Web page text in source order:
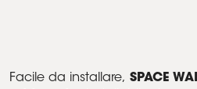
Facile da installare, SPACE